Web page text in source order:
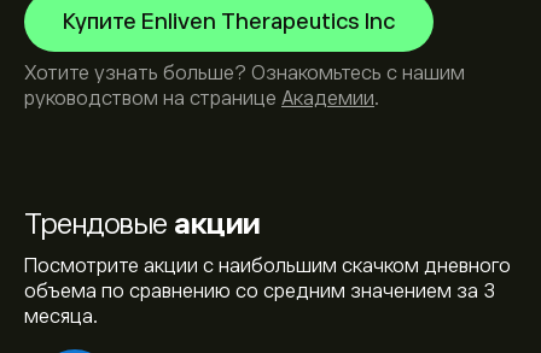
Трендовые акции
Посмотрите акции с наибольшим скачком дневного
объема по сравнению со средним значением за 3
месяца.
Купите Enliven Therapeutics Inc
Хотите узнать больше? Ознакомьтесь с нашим
руководством на странице Академии.